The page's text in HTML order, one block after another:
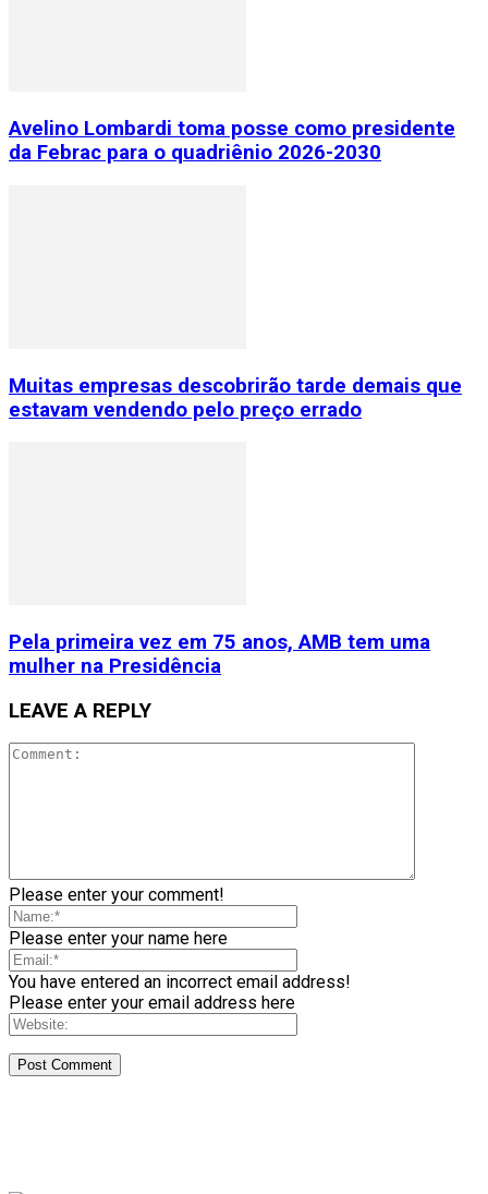
Avelino Lombardi toma posse como presidente
da Febrac para o quadriênio 2026-2030
Muitas empresas descobrirão tarde demais que
estavam vendendo pelo preço errado
Pela primeira vez em 75 anos, AMB tem uma
mulher na Presidência
LEAVE A REPLY
Please enter your comment!
Please enter your name here
You have entered an incorrect email address!
Please enter your email address here